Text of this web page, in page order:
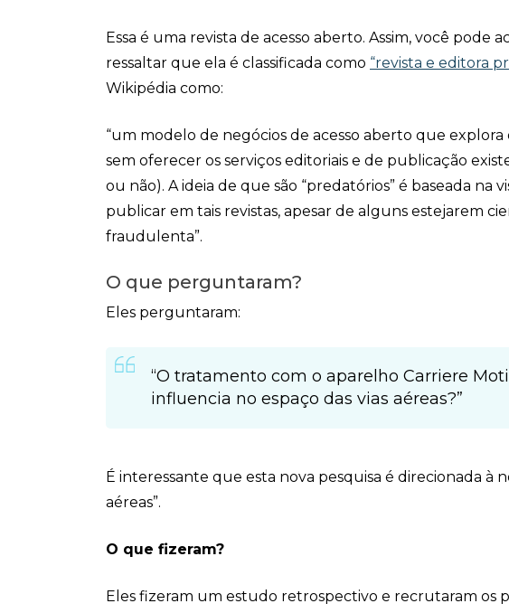
Essa é uma revista de acesso aberto. Assim, você pode
ressaltar que ela é classificada como “revista e editora
Wikipédia como:
“um modelo de negócios de acesso aberto que
sem oferecer os serviços editoriais e de publicação
ou não). A ideia de que são “predatórios” é baseada na
publicar em tais revistas, apesar de alguns estejarem
fraudulenta”.
O que perguntaram?
Eles perguntaram:
“O tratamento com o aparelho Carriere
influencia no espaço das vias aéreas?”
É interessante que esta nova pesquisa é direcionada à
aéreas”.
O que fizeram?
Eles fizeram um estudo retrospectivo e recrutaram os